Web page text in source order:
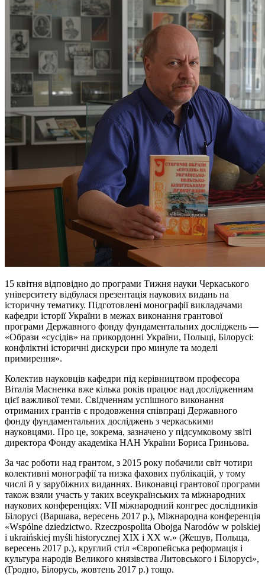
15 квітня відповідно до програми Тижня науки Черкаського
університету відбулася презентація наукових видань на
історичну тематику. Підготовлені монографії викладачами
кафедри історії України в межах виконання грантової
програми Державного фонду фундаментальних досліджень —
«Образи «сусідів» на прикордонні України, Польщі, Білорусі:
конфліктні історичні дискурси про минуле та моделі
примирення».
Колектив науковців кафедри під керівництвом професора
Віталія Масненка вже кілька років працює над дослідженням
цієї важливої теми. Свідченням успішного виконання
отриманих грантів є продовження співпраці Державного
фонду фундаментальних досліджень з черкаськими
науковцями. Про це, зокрема, зазначено у підсумковому звіті
директора Фонду академіка НАН України Бориса Гриньова.
За час роботи над грантом, з 2015 року побачили світ чотири
колективні монографії та низка фахових публікацій, у тому
числі й у зарубіжних виданнях. Виконавці грантової програми
також взяли участь у таких всеукраїнських та міжнародних
наукових конференціях: VІІ міжнародний конгрес дослідників
Білорусі (Варшава, вересень 2017 р.), Міжнародна конференція
«Wspólne dziedzictwo. Rzeczpospolita Obojga Narodów w polskiej
i ukraińskiej myśli historycznej XIX i XX w.» (Жешув, Польща,
вересень 2017 р.), круглий стіл «Європейська реформація і
культура народів Великого князівства Литовського і Білорусі»,
(Гродно, Білорусь, жовтень 2017 р.) тощо.